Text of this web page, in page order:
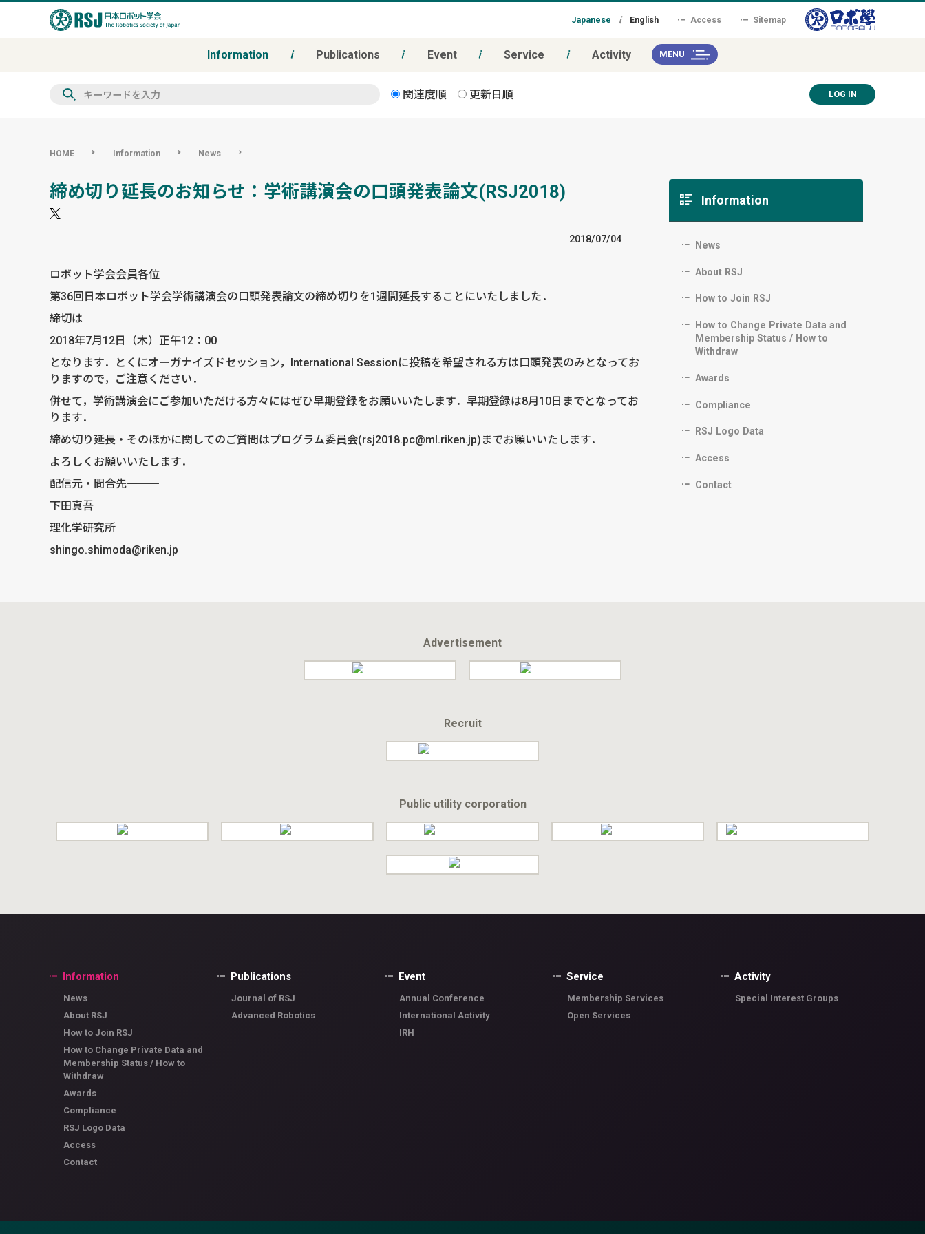
Japanese English Access Sitemap
Information Publications Event Service Activity MENU
関連度順 更新日順 LOG IN
HOME Information News
締め切り延長のお知らせ：学術講演会の口頭発表論文(RSJ2018)
2018/07/04
ロボット学会会員各位
第36回日本ロボット学会学術講演会の口頭発表論文の締め切りを1週間延長することにいたしました．
締切は
2018年7月12日（木）正午12：00
となります．とくにオーガナイズドセッション，International Sessionに投稿を希望される方は口頭発表のみとなってお
りますので，ご注意ください．
併せて，学術講演会にご参加いただける方々にはぜひ早期登録をお願いいたします．早期登録は8月10日までとなってお
ります．
締め切り延長・そのほかに関してのご質問はプログラム委員会(rsj2018.pc@ml.riken.jp)までお願いいたします．
よろしくお願いいたします．
配信元・問合先――――――――――――――――――――――――――――
下田真吾
理化学研究所
shingo.shimoda@riken.jp
Information
News
About RSJ
How to Join RSJ
How to Change Private Data and
Membership Status / How to
Withdraw
Awards
Compliance
RSJ Logo Data
Access
Contact
Advertisement
Recruit
Public utility corporation
Information
News
About RSJ
How to Join RSJ
How to Change Private Data and
Membership Status / How to
Withdraw
Awards
Compliance
RSJ Logo Data
Access
Contact
Publications
Journal of RSJ
Advanced Robotics
Event
Annual Conference
International Activity
IRH
Service
Membership Services
Open Services
Activity
Special Interest Groups